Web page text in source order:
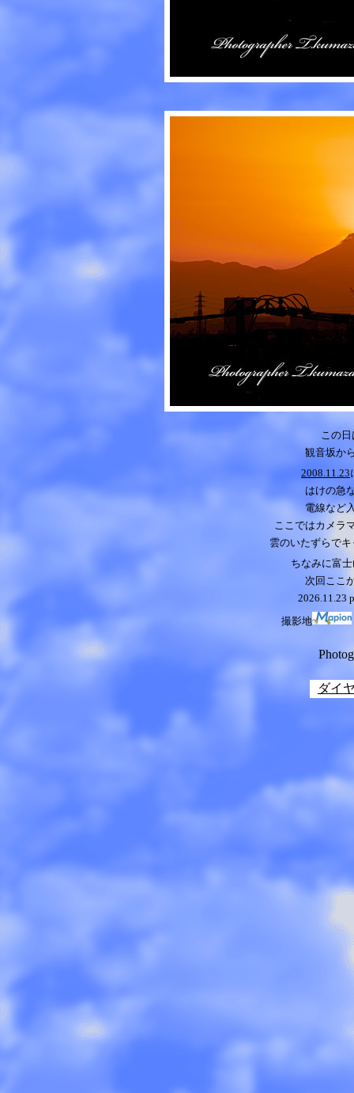
この
観音坂か
2008.11.23
はけの急
電線など
ここではカメラ
雲のいたずらで
ちなみに富
次回ここ
2026.11.23
撮影地
ダイ